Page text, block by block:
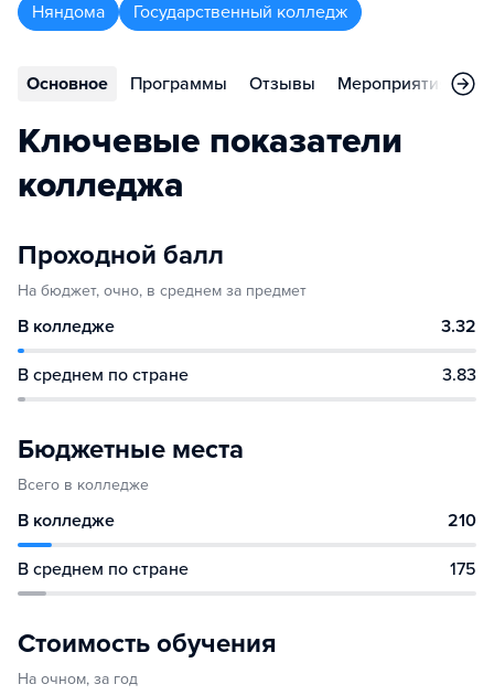
Няндома Государственный колледж
Основное Программы Отзывы Мероприятия
Ключевые показатели
колледжа
Проходной балл
На бюджет, очно, в среднем за предмет
В колледже 3.32
В среднем по стране 3.83
Бюджетные места
Всего в колледже
В колледже 210
В среднем по стране 175
Стоимость обучения
На очном, за год